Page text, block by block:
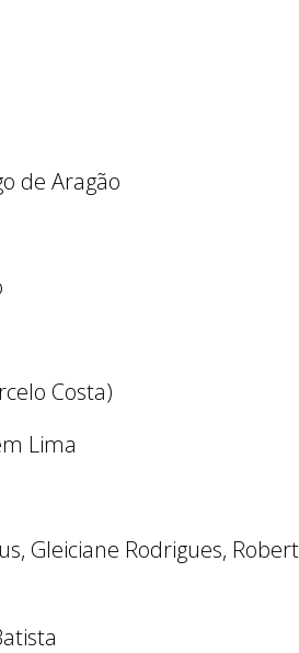
de Aragão
Costa)
Lima
Gleiciane Rodrigues,